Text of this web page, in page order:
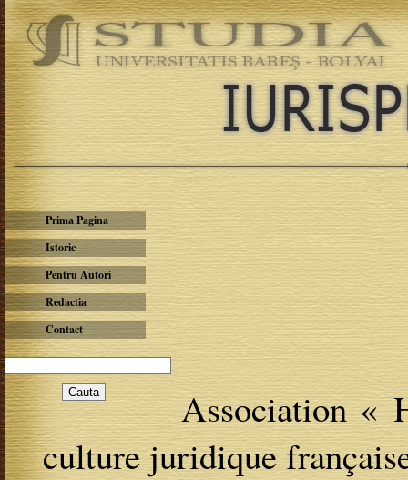
Prima Pagina
Istoric
Pentru Autori
Redactia
Contact
Association «
culture juridique